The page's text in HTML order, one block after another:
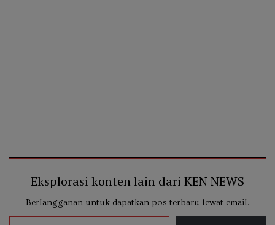
Eksplorasi konten lain dari KEN NEWS
Berlangganan untuk dapatkan pos terbaru lewat email.
Ketikkan email Anda...